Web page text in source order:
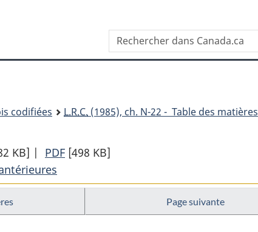
Rechercher
dans
Canada.ca
codifiées L.R.C. (1985), ch. N-22 - Table des matières
KB] | PDF Texte
:
[498 KB]
Page suivante